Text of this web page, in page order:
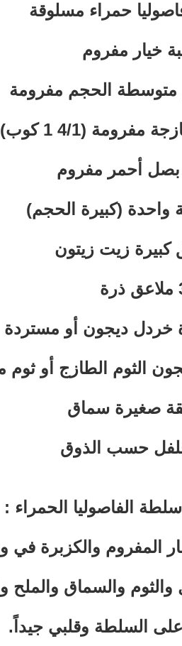
واحدة (كبيرة الحجم)
حسب الذوق
الفاصوليا الحمراء :
المفروم والكزبرة في
والسماق والملح
السلطة وقلبي جيداً.